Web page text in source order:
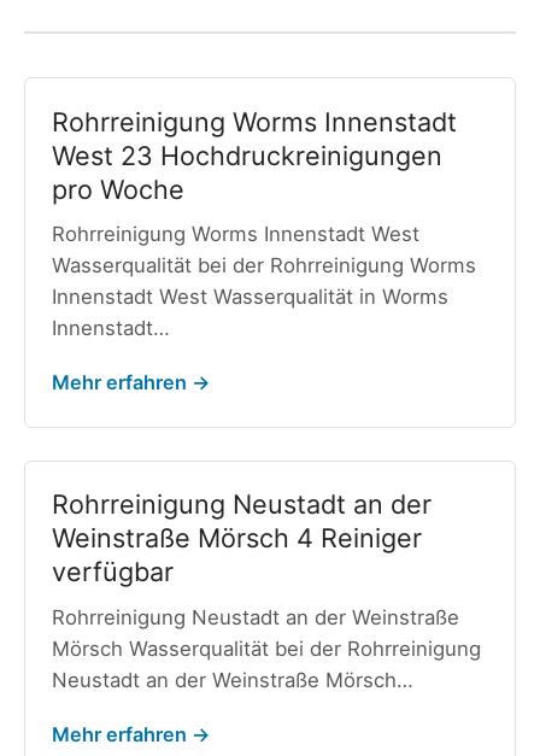
Rohrreinigung Worms Innenstadt
West 23 Hochdruckreinigungen
pro Woche
Rohrreinigung Worms Innenstadt West
Wasserqualität bei der Rohrreinigung Worms
Innenstadt West Wasserqualität in Worms
Innenstadt…
Mehr erfahren →
Rohrreinigung Neustadt an der
Weinstraße Mörsch 4 Reiniger
verfügbar
Rohrreinigung Neustadt an der Weinstraße
Mörsch Wasserqualität bei der Rohrreinigung
Neustadt an der Weinstraße Mörsch…
Mehr erfahren →